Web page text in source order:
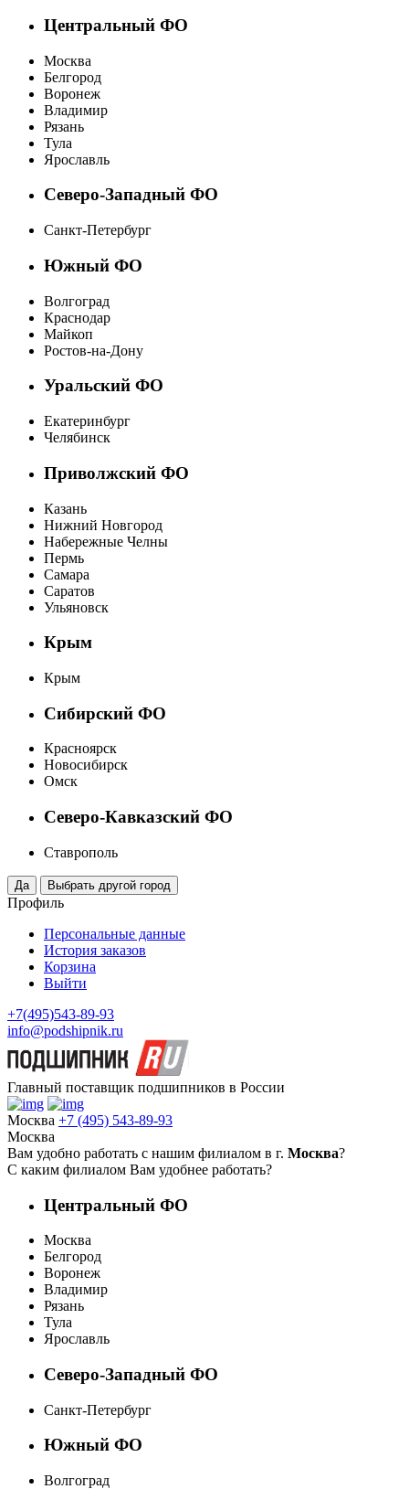
Центральный ФО
Москва
Белгород
Воронеж
Владимир
Рязань
Тула
Ярославль
Северо-Западный ФО
Санкт-Петербург
Южный ФО
Волгоград
Краснодар
Майкоп
Ростов-на-Дону
Уральский ФО
Екатеринбург
Челябинск
Приволжский ФО
Казань
Нижний Новгород
Набережные Челны
Пермь
Самара
Саратов
Ульяновск
Крым
Крым
Сибирский ФО
Красноярск
Новосибирск
Омск
Северо-Кавказский ФО
Ставрополь
Профиль
Персональные данные
История заказов
Корзина
Выйти
+7(495)543-89-93
info@podshipnik.ru
Главный поставщик подшипников в России
Москва +7 (495) 543-89-93
Москва
Вам удобно работать с нашим филиалом в г. Москва?
С каким филиалом Вам удобнее работать?
Центральный ФО
Москва
Белгород
Воронеж
Владимир
Рязань
Тула
Ярославль
Северо-Западный ФО
Санкт-Петербург
Южный ФО
Волгоград